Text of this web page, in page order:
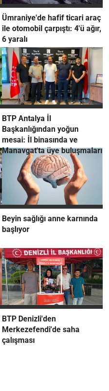
Ümraniye'de hafif ticari araç
ile otomobil çarpıştı: 4'ü ağır,
6 yaralı
BTP Antalya İl
Başkanlığından yoğun
mesai: İl binasında ve
Manavgat'ta üye buluşmaları
Beyin sağlığı anne karnında
başlıyor
BTP Denizli'den
Merkezefendi'de saha
çalışması